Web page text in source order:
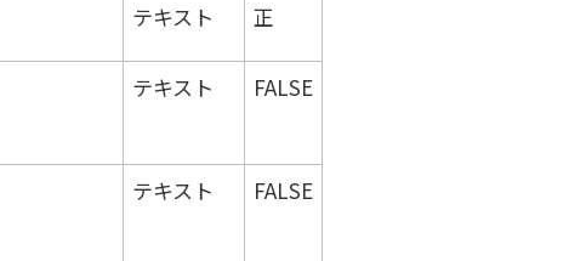
テキスト 正
テキスト FALSE
テキスト FALSE